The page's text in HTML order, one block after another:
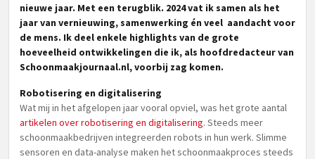
nieuwe jaar. Met een terugblik. 2024 vat ik samen als het
jaar van vernieuwing, samenwerking én veel aandacht voor
de mens. Ik deel enkele highlights van de grote
hoeveelheid ontwikkelingen die ik, als hoofdredacteur van
Schoonmaakjournaal.nl, voorbij zag komen.
Robotisering en digitalisering
Wat mij in het afgelopen jaar vooral opviel, was het grote aantal
artikelen over robotisering en digitalisering. Steeds meer
schoonmaakbedrijven integreerden robots in hun werk. Slimme
sensoren en data-analyse maken het schoonmaakproces steeds